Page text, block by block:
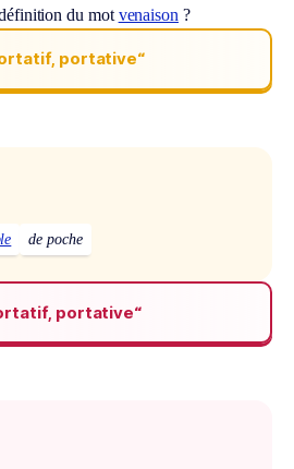
du mot venaison ?
portative“
de poche
portative“